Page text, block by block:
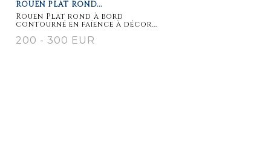
ROUEN PLAT ROND...
Rouen Plat rond à bord
contourné en faïence à décor...
200 - 300 EUR